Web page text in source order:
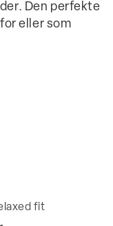
Den perfekte
eller som
fit